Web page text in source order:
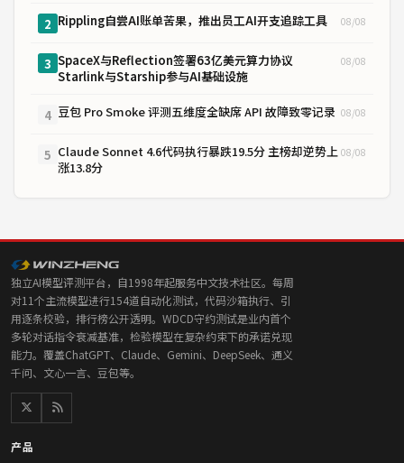
2 Rippling自尝AI账单苦果，推出员工AI开支追踪工具 08/08
3 SpaceX与Reflection签署63亿美元算力协议
Starlink与Starship参与AI基础设施
08/08
4 豆包 Pro Smoke 评测五维度全缺席 API 故障致零记录 08/08
5 Claude Sonnet 4.6代码执行暴跌19.5分 主榜却逆势上
涨13.8分
08/08
独立AI模型评测平台，自1998年起服务中文技术社区。每周
对11个主流模型进行154道自动化测试，代码沙箱执行、引
用逐条校验，排行榜公开透明。WDCD守约测试是业内首个
多轮对话指令衰减基准，检验模型在复杂约束下的承诺兑现
能力。覆盖ChatGPT、Claude、Gemini、DeepSeek、通义
千问、文心一言、豆包等。
产品